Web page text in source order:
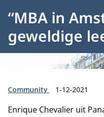
“MBA in
geweldige
Type:
Community 1-12-2021
Enrique Chevalier uit